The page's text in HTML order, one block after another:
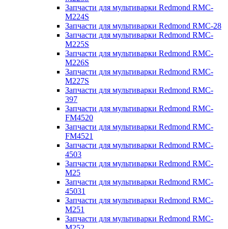
Запчасти для мультиварки Redmond RMC-
M224S
Запчасти для мультиварки Redmond RMC-28
Запчасти для мультиварки Redmond RMC-
M225S
Запчасти для мультиварки Redmond RMC-
M226S
Запчасти для мультиварки Redmond RMC-
M227S
Запчасти для мультиварки Redmond RMC-
397
Запчасти для мультиварки Redmond RMC-
FM4520
Запчасти для мультиварки Redmond RMC-
FM4521
Запчасти для мультиварки Redmond RMC-
4503
Запчасти для мультиварки Redmond RMC-
M25
Запчасти для мультиварки Redmond RMC-
45031
Запчасти для мультиварки Redmond RMC-
M251
Запчасти для мультиварки Redmond RMC-